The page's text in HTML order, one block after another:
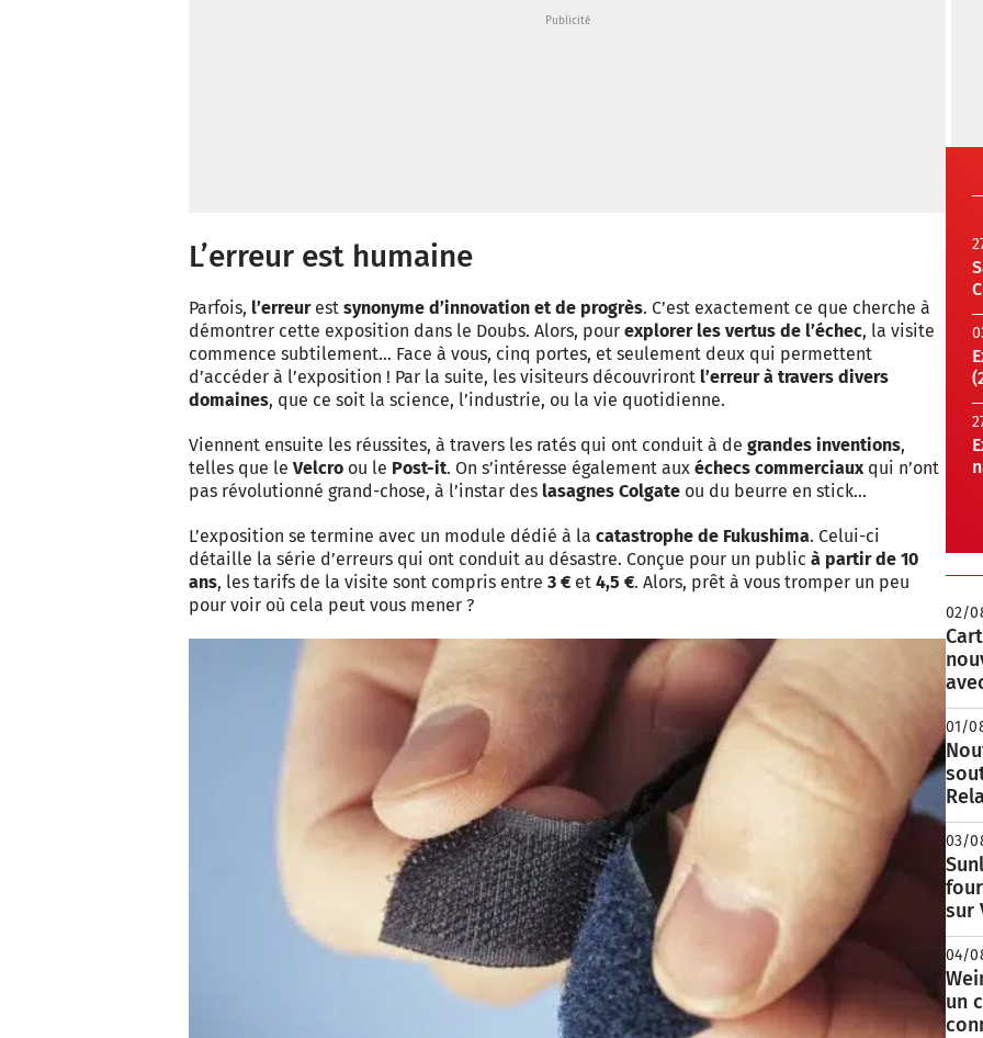
L’erreur est humaine
Parfois, l’erreur est synonyme d’innovation et de progrès. C’est exactement ce que cherche à
démontrer cette exposition dans le Doubs. Alors, pour explorer les vertus de l’échec, la visite
commence subtilement… Face à vous, cinq portes, et seulement deux qui permettent
d’accéder à l’exposition ! Par la suite, les visiteurs découvriront l’erreur à travers divers
domaines, que ce soit la science, l’industrie, ou la vie quotidienne.
Viennent ensuite les réussites, à travers les ratés qui ont conduit à de grandes inventions,
telles que le Velcro ou le Post-it. On s’intéresse également aux échecs commerciauxqui n’ont
pas révolutionné grand-chose, à l’instar des lasagnes Colgate ou du beurre en stick…
L’exposition se termine avec un module dédié à la catastrophe de Fukushima. Celui-ci
détaille la série d’erreurs qui ont conduit au désastre. Conçue pour un public à partir de 10
ans, les tarifs de la visite sont compris entre 3 € et 4,5 €. Alors, prêt à vous tromper un peu
pour voir où cela peut vous mener ?
02/
01/
03/
sur
04/
un